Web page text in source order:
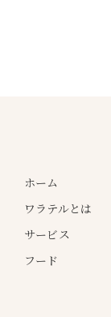
ホーム
ワラテルとは
サービス
フード